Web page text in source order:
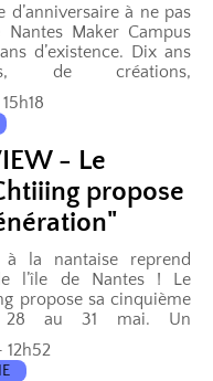
d’anniversaire à ne pas
Nantes Maker Campus
d’existence. Dix ans
de créations,
Le premier
de Makers en...
- Le
propose
à la nantaise reprend
l’île de Nantes ! Le
propose sa cinquième
28 au 31 mai. Un
nouvelle fois très